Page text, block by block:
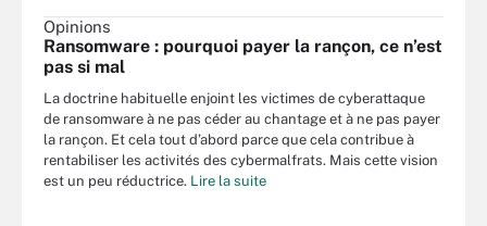
Opinions
Ransomware : pourquoi payer la rançon, ce n’est
pas si mal
La doctrine habituelle enjoint les victimes de cyberattaque
de ransomware à ne pas céder au chantage et à ne pas payer
la rançon. Et cela tout d’abord parce que cela contribue à
rentabiliser les activités des cybermalfrats. Mais cette vision
est un peu réductrice. Lire la suite